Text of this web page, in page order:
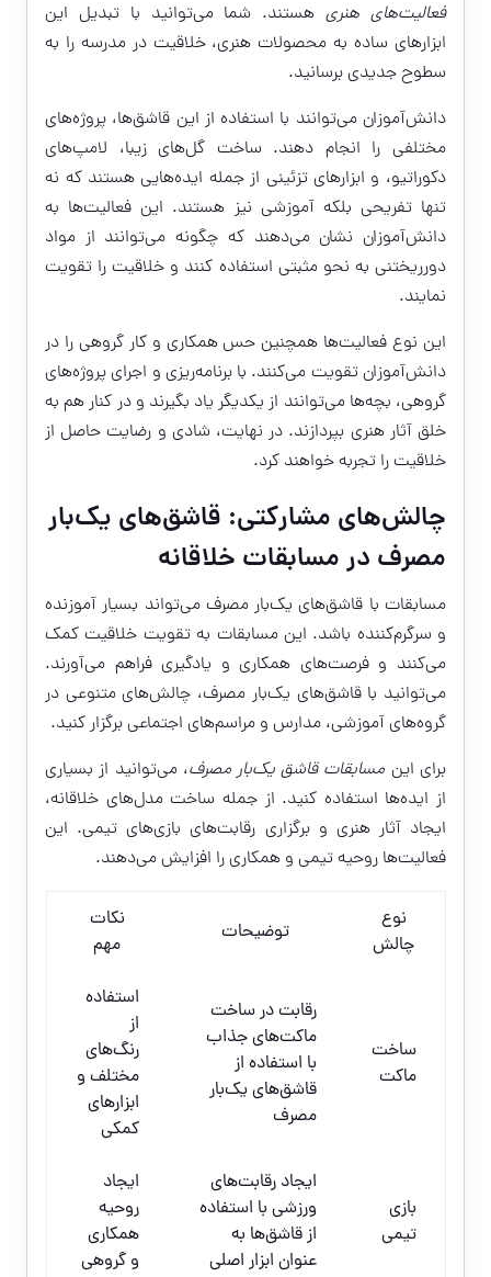
فعالیت‌های هنریهستند. شما می‌توانید با تبدیل این
ابزارهای ساده به محصولات هنری، خلاقیت در مدرسه را به
سطوح جدیدی برسانید.
دانش‌آموزان می‌توانند با استفاده از این قاشق‌ها، پروژه‌های
مختلفی را انجام دهند. ساخت گل‌های زیبا، لامپ‌های
دکوراتیو، و ابزارهای تزئینی از جمله ایده‌هایی هستند که نه
تنها تفریحی بلکه آموزشی نیز هستند. این فعالیت‌ها به
دانش‌آموزان نشان می‌دهند که چگونه می‌توانند از مواد
دورریختنی به نحو مثبتی استفاده کنند و خلاقیت را تقویت
نمایند.
این نوع فعالیت‌ها همچنین حس همکاری و کار گروهی را در
دانش‌آموزان تقویت می‌کنند. با برنامه‌ریزی و اجرای پروژه‌های
گروهی، بچه‌ها می‌توانند از یکدیگر یاد بگیرند و در کنار هم به
خلق آثار هنری بپردازند. در نهایت، شادی و رضایت حاصل از
خلاقیت را تجربه خواهند کرد.
چالش‌های مشارکتی: قاشق‌های یک‌بار
مصرف در مسابقات خلاقانه
مسابقات با قاشق‌های یک‌بار مصرف می‌تواند بسیار آموزنده
و سرگرم‌کننده باشد. این مسابقات به تقویت خلاقیت کمک
می‌کنند و فرصت‌های همکاری و یادگیری فراهم می‌آورند.
می‌توانید با قاشق‌های یک‌بار مصرف، چالش‌های متنوعی در
گروه‌های آموزشی، مدارس و مراسم‌های اجتماعی برگزار کنید.
برای این مسابقات قاشق یک‌بار مصرف، می‌توانید از بسیاری
از ایده‌ها استفاده کنید. از جمله ساخت مدل‌های خلاقانه،
ایجاد آثار هنری و برگزاری رقابت‌های بازی‌های تیمی. این
فعالیت‌ها روحیه تیمی و همکاری را افزایش می‌دهند.
نوع
چالش
توضیحات
نکات
مهم
ساخت
ماکت
رقابت در ساخت
ماکت‌های جذاب
با استفاده از
قاشق‌های یک‌بار
مصرف
استفاده
از
رنگ‌های
مختلف و
ابزارهای
کمکی
بازی
تیمی
ایجاد رقابت‌های
ورزشی با استفاده
از قاشق‌ها به
عنوان ابزار اصلی
ایجاد
روحیه
همکاری
و گروهی